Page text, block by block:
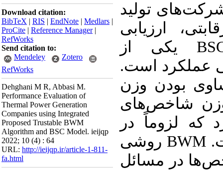
تولید
ارزیابی
یکی از
عملکرد است.
بودن وزن
شاخص‌های
که لزوماً در
مسائل واقعی برقرار نیست. BWM روشی
در مسائل
Download citation:
BibTeX |RIS |EndNote |Medlars |
ProCite |Reference Manager |
RefWorks
Send citation to:
Mendeley
Zotero
RefWorks
Dehghani M R, Abbasi M.
Performance Evaluation of
Thermal Power Generation
Companies using Integrated
Proposed Trustable BWM
Algorithm and BSC Model. ieijqp
2022; 10 (4) : 64
URL:http://ieijqp.ir/article-1-811-
fa.html